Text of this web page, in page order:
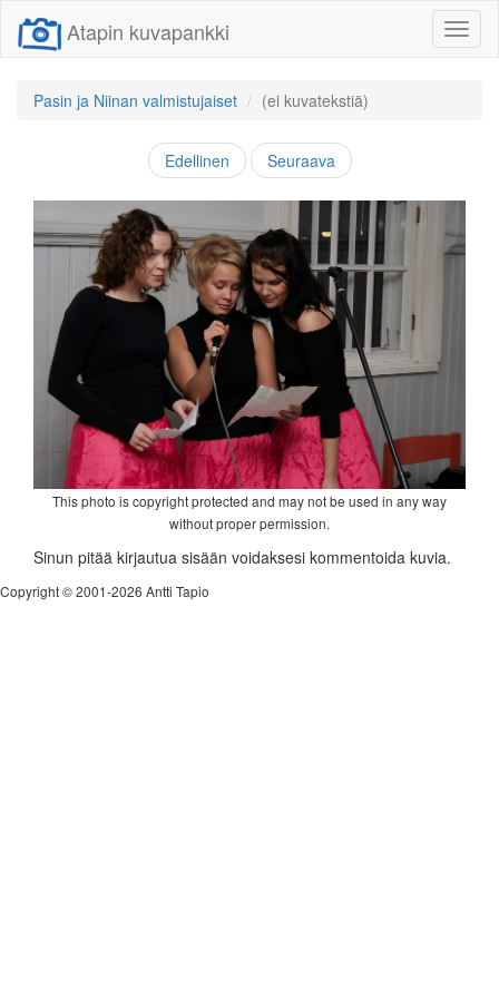
linkit
Atapin kuvapankki
Pasin ja Niinan valmistujaiset (ei kuvatekstiä)
Edellinen Seuraava
This photo is copyright protected and may not be used in any way
without proper permission.
Sinun pitää kirjautua sisään voidaksesi kommentoida kuvia.
Copyright © 2001-2026 Antti Tapio